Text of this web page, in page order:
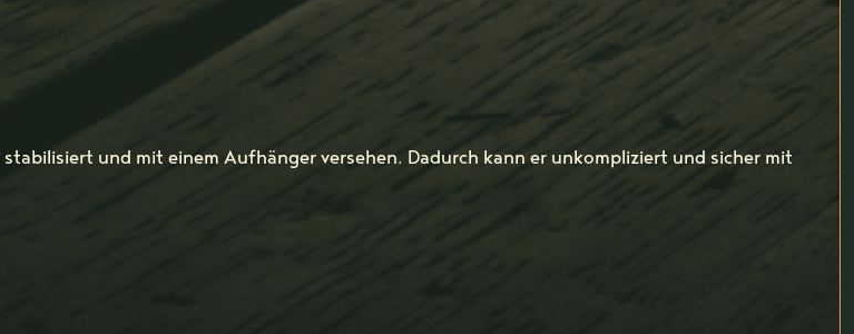
und mit einem Aufhänger versehen. Dadurch kann er unkompliziert und sicher mit